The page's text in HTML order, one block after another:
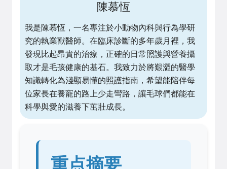
陳慕恆
我是陳慕恆，一名專注於小動物內科與行為學研
究的執業獸醫師。在臨床診斷的多年歲月裡，我
發現比起昂貴的治療，正確的日常照護與營養攝
取才是毛孩健康的基石。我致力於將艱澀的醫學
知識轉化為淺顯易懂的照護指南，希望能陪伴每
位家長在養寵的路上少走彎路，讓毛球們都能在
科學與愛的滋養下茁壯成長。
重点摘要